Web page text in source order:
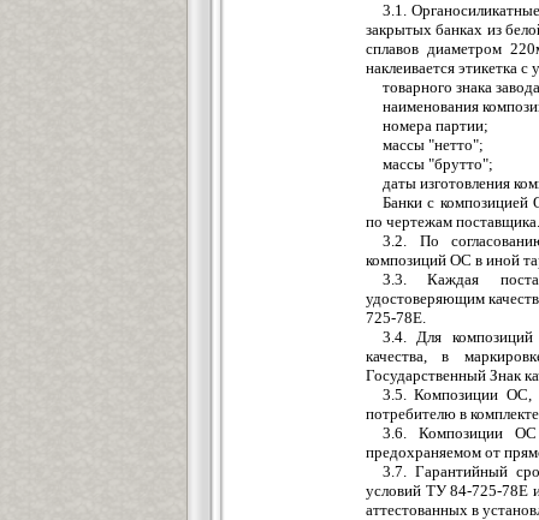
3.1.
закрытых банках из
сплавов диаметром
наклеивается этикетка с
товарного знака
наименования
номера партии;
массы "нетто";
массы "брутто";
даты изготовления
Банки с композицией
по чертежам поставщика.
3.2. По
композиций ОС в иной
3.3. Каждая
удостоверяющим
725-78Е.
3.4. Для
качества, в
Государственный Знак
3.5. Композиции ОС,
потребителю в
3.6. Композиции
предохраняемом от
3.7. Гарантийный
условий ТУ 84-725-78Е
аттестованных в